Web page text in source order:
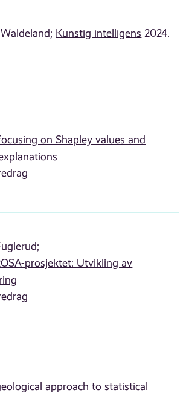
Kunstig intelligens 2024.
on Shapley values and
prosjektet: Utvikling av
approach to statistical